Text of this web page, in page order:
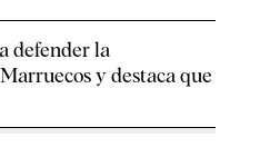
defender la
y destaca que